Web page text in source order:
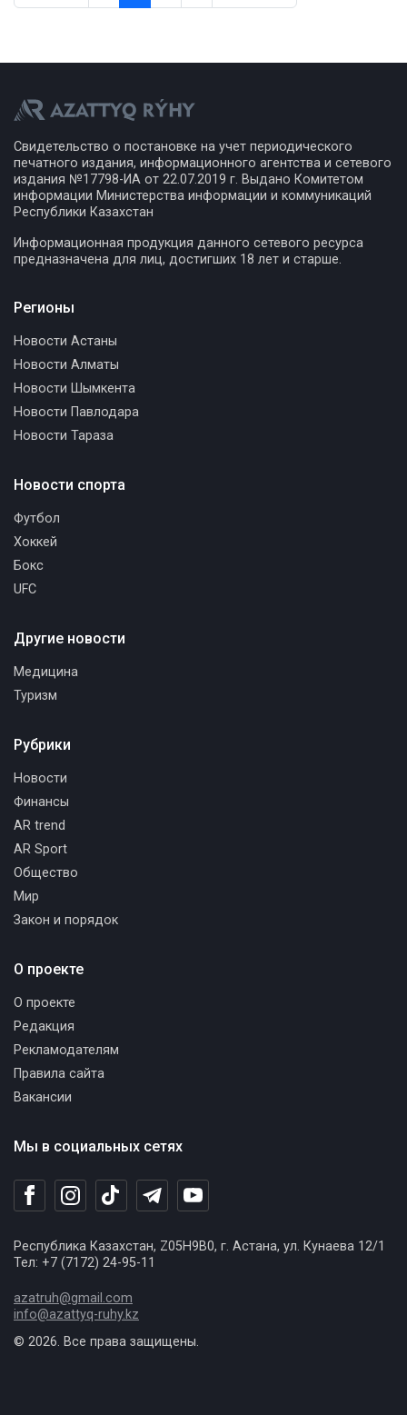
Свидетельство о постановке на учет периодического
печатного издания, информационного агентства и сетевого
издания №17798-ИА от 22.07.2019 г. Выдано Комитетом
информации Министерства информации и коммуникаций
Республики Казахстан
Информационная продукция данного сетевого ресурса
предназначена для лиц, достигших 18 лет и старше.
Регионы
Новости Астаны
Новости Алматы
Новости Шымкента
Новости Павлодара
Новости Тараза
Новости спорта
Футбол
Хоккей
Бокс
UFC
Другие новости
Медицина
Туризм
Мы в социальных сетях
Республика Казахстан, Z05H9B0, г. Астана, ул. Кунаева 12/1
Тел: +7 (7172) 24-95-11
azatruh@gmail.com
info@azattyq-ruhy.kz
Рубрики
Новости
Финансы
AR trend
AR Sport
Общество
Мир
Закон и порядок
О проекте
О проекте
Редакция
Рекламодателям
Правила сайта
Вакансии
© 2026. Все права защищены.